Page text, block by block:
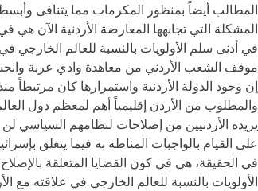
المطالب أيضاً بمنظور المكرمات مما يتنافى
المشكلة التي تجابهها المعارضة الأردنية الآن هي
في أدنى سلم الأولويات بالنسبة للعالم
موقف الشعب الأردني من معاهدة وادي عربة
إن وجود الدولة الأردنية واستمرارها كان مرتبطاً
والمطلوب من الأردن إقليمياً أهم لمعظم دول
يريده الأردنيين من إصلاحات لنظامهم
على القيام بالواجبات المناطة به فيما يتعلق
في الحقيقة، هي في كون القضايا المتعلقة
الأولويات بالنسبة للعالم الخارجي في علاقته مع